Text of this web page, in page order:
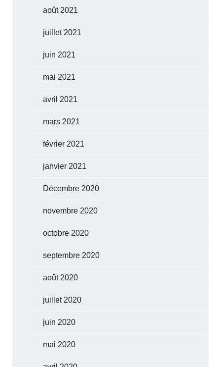
août 2021
juillet 2021
juin 2021
mai 2021
avril 2021
mars 2021
février 2021
janvier 2021
Décembre 2020
novembre 2020
octobre 2020
septembre 2020
août 2020
juillet 2020
juin 2020
mai 2020